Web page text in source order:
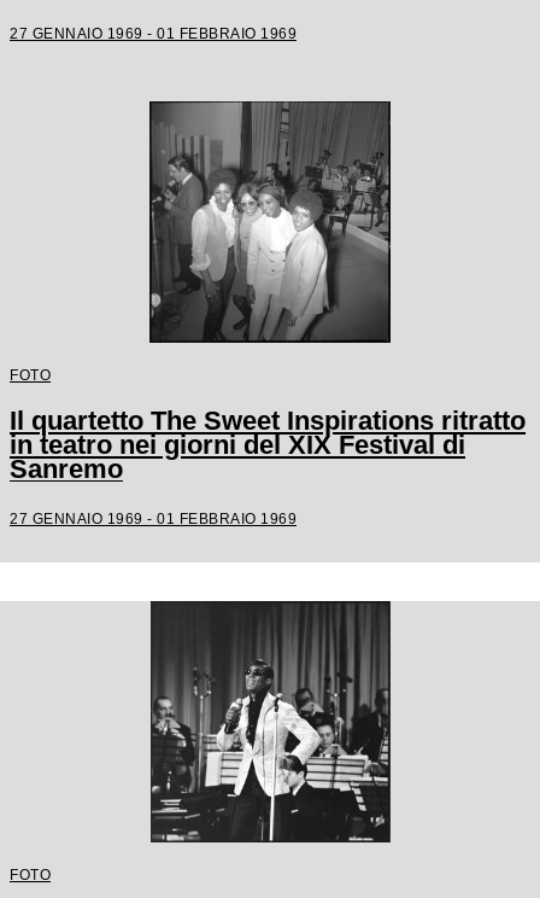
27 GENNAIO 1969 - 01 FEBBRAIO 1969
FOTO
Il quartetto The Sweet Inspirations ritratto
in teatro nei giorni del XIX Festival di
Sanremo
27 GENNAIO 1969 - 01 FEBBRAIO 1969
FOTO